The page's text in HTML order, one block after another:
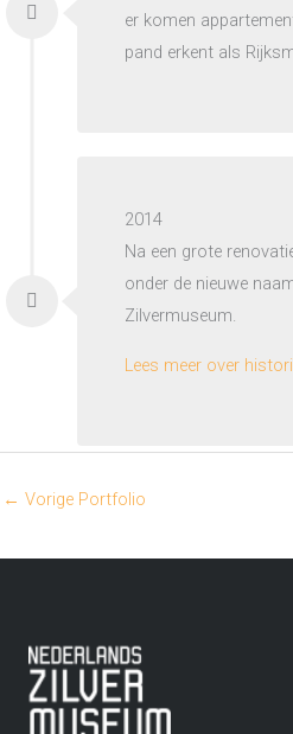
er komen
pand erkent als
2014
Na een grote
onder de nieuwe
Zilvermuseum.
Lees meer over
← Vorige Portfolio